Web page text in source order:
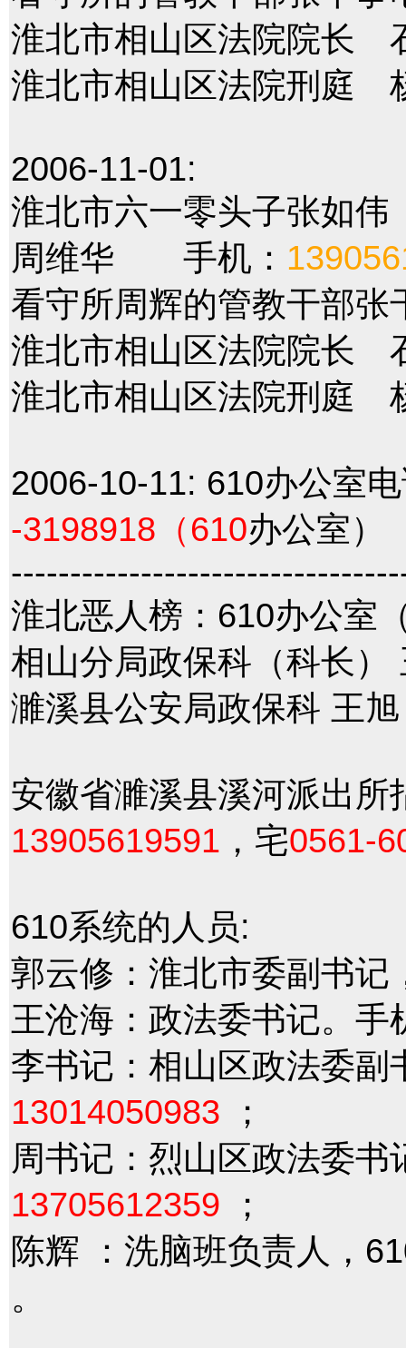
淮北市相山区法院院长
淮北市相山区法院刑庭
2006-11-01:
淮北市六一零头子张
周维华 手机：
看守所周辉的管教干部
淮北市相山区法院院长
淮北市相山区法院刑庭
2006-10-11: 610办公室
-3198918（610办公室）
淮北恶人榜：610办公室
相山分局政保科（科长）
濉溪县公安局政保科 王旭
安徽省濉溪县溪河派出
13905619591 ，宅0561-
610系统的人员:
郭云修：淮北市委副书记
王沧海：政法委书记。手
李书记：相山区政法委
13014050983 ；
周书记：烈山区政法委
13705612359 ；
陈辉 ：洗脑班负责人，
。